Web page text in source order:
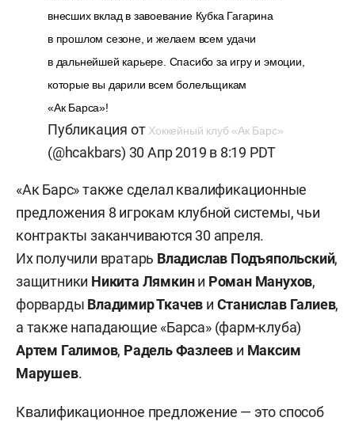
внесших вклад в завоевание Кубка Гагарина
в прошлом сезоне, и желаем всем удачи
в дальнейшей карьере. Спасибо за игру и эмоции,
которые вы дарили всем болельщикам
«Ак Барса»!
Публикация от Хоккейный клуб «Ак Барс»
(@hcakbars) 30 Апр 2019 в 8:19 PDT
«Ак Барс» также сделал квалификационные
предложения 8 игрокам клубной системы, чьи
контракты заканчиваются 30 апреля.
Их получили вратарь Владислав Подъяпольский,
защитники Никита Лямкини Роман Манухов,
форварды Владимир Ткачев и Станислав Галиев,
а также нападающие «Барса» (фарм-клуба)
Артем Галимов, Радель Фазлеев и Максим
Марушев.
Квалификационное предложение — это способ